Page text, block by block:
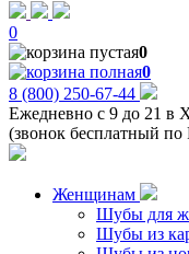
0
0
0
8 (800) 250-67-44
Ежедневно с 9 до 21 в
(звонок бесплатный
Женщинам
Шубы для
Шубы из